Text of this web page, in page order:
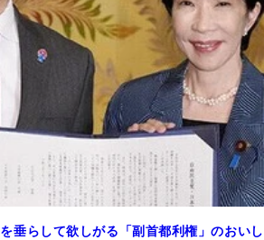
垂らして欲しがる「副首都利権」のおいし